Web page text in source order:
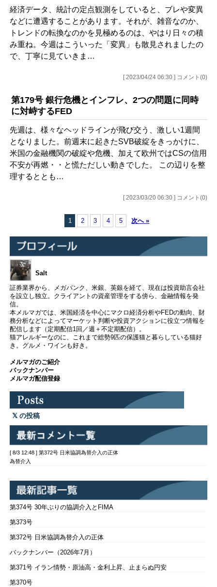
経済データ、統計の定点観測をしていると、ブレや変異
などに遭遇することがあります。それが、雑音なのか、
トレンドの転換なのかを見極めるのは、やはり日々の積
み重ね。今週はこういった「変異」も散見されましたの
で、丁寧に見ていきま…
[ 2023/04/24 06:30 ] コメント(0)
第179号 銀行危機とインフレ、2つの問題に同時
に対峙するFED
先週は、様々なヘッドラインが飛び交う、激しい1週間
となりました。前週末に起きたSVB破綻をきっかけに、
米国の金融機関の破綻や危機、加えて欧州ではCSの信用
不安が再燃・・と慌ただしい動きでした。 この辺りを整
理するととも…
[ 2023/03/20 06:30 ] コメント(0)
1 2 3 4 5 次へ »
Salt
証券業界から、メガバンク、米銀、英銀を経て、現在は投資助言会社
を設立し独立。クライアントの資産管理をする傍ら、金融情報を発
信。
本メルマガでは、米国経済を中心にマクロ経済分析やFEDの動向、財
務分析などによってマーケット判断や投資アクションに役立つ情報を
配信します（定期配信1回／週＋不定期配信）。
猫アレルギーなのに、これまで総勢9匹の保護猫と暮らしている猫好
き。グルメ・ワインも好き。
メルマガのご紹介
バックナンバー
メルマガ配信登録
の投稿
[ 8/3 12:48 ] 第372号 日米協調為替介入の正体
為替介入
第374号 30年ぶりの協調介入とFIMA
第373号
第372号 日米協調為替介入の正体
バックナンバー（2026年7月）
第371号 イラン情勢・原油高・金利上昇、止まらぬ円安
第370号